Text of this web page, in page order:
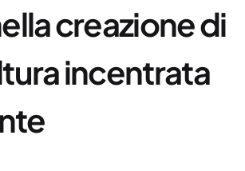
creazione di
incentrata